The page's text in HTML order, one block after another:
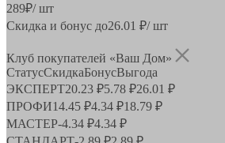
289₽/ шт
Скидка и бонус до26.01 ₽/ шт
Клуб покупателей «Ваш Дом»
СтатусСкидкаБонусВыгода
ЭКСПЕРТ20.23 ₽5.78 ₽26.01 ₽
ПРОФИ14.45 ₽4.34 ₽18.79 ₽
МАСТЕР-4.34 ₽4.34 ₽